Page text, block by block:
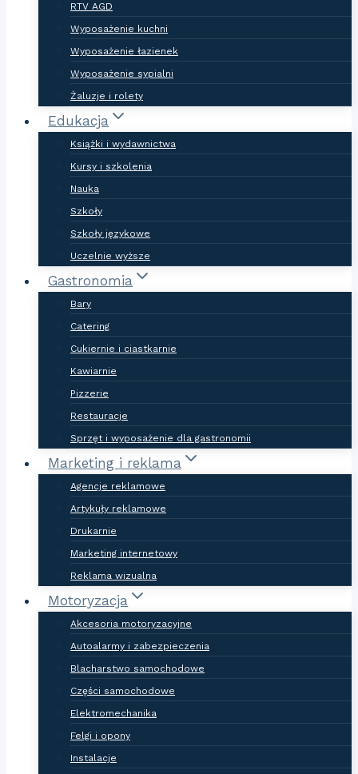
RTV AGD
Wyposażenie kuchni
Wyposażenie łazienek
Wyposażenie sypialni
Żaluzje i rolety
Edukacja
Książki i wydawnictwa
Kursy i szkolenia
Nauka
Szkoły
Szkoły językowe
Uczelnie wyższe
Gastronomia
Bary
Catering
Cukiernie i ciastkarnie
Kawiarnie
Pizzerie
Restauracje
Sprzęt i wyposażenie dla gastronomii
Marketing i reklama
Agencje reklamowe
Artykuły reklamowe
Drukarnie
Marketing internetowy
Reklama wizualna
Motoryzacja
Akcesoria motoryzacyjne
Autoalarmy i zabezpieczenia
Blacharstwo samochodowe
Części samochodowe
Elektromechanika
Felgi i opony
Instalacje